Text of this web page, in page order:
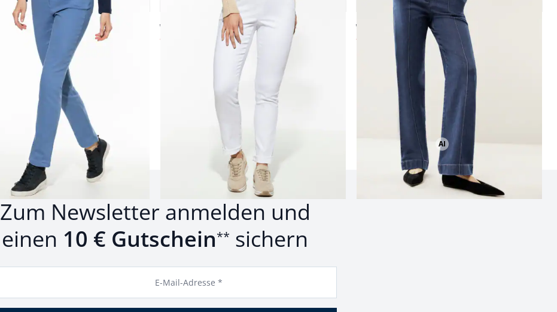
4,4 (55)
(-30%)
4,6 (171)
ab € 99,99
ab (-40%)
4,6 (15)
ab € 129,99
ab € 89,99 (-31%)
AI Bild mit Hilfe von KI erstellt
Zum Newsletter anmelden und
einen 10 € Gutschein** sichern
E-Mail-Adresse *